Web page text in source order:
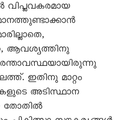
ആവശ്യത്തിനു
ദുരന്താവസ്ഥയായിരുന്നു
ഇതിനു മാറ്റം
അടിസ്ഥാന
തോതിൽ